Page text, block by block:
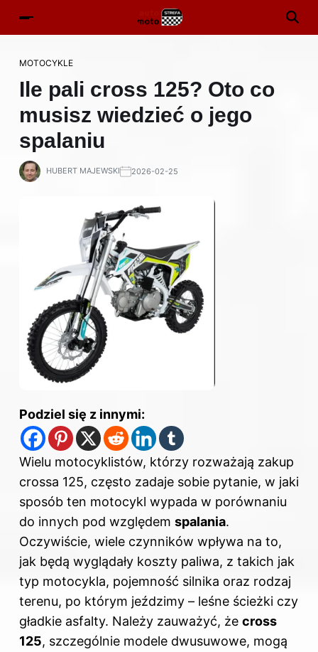
MOTOCYKLE
Ile pali cross 125? Oto co
musisz wiedzieć o jego
spalaniu
HUBERT MAJEWSKI 2026-02-25
Podziel się z innymi:
Wielu motocyklistów, którzy rozważają zakup
crossa 125, często zadaje sobie pytanie, w jaki
sposób ten motocykl wypada w porównaniu
do innych pod względem spalania.
Oczywiście, wiele czynników wpływa na to,
jak będą wyglądały koszty paliwa, z takich jak
typ motocykla, pojemność silnika oraz rodzaj
terenu, po którym jeździmy – leśne ścieżki czy
gładkie asfalty. Należy zauważyć, że cross
125, szczególnie modele dwusuwowe, mogą